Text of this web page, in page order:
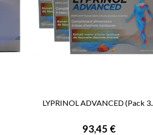
LYPRINOL ADVANCED (Pack 3...
93,45 €